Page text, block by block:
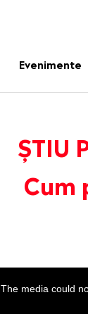
Evenimente
ȘTIU
Cum
The media could